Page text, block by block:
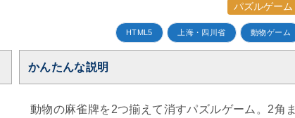
パズルゲーム
HTML5 上海・四川省 動物ゲーム
かんたんな説明
動物の麻雀牌を2つ揃えて消すパズルゲーム。2角ま